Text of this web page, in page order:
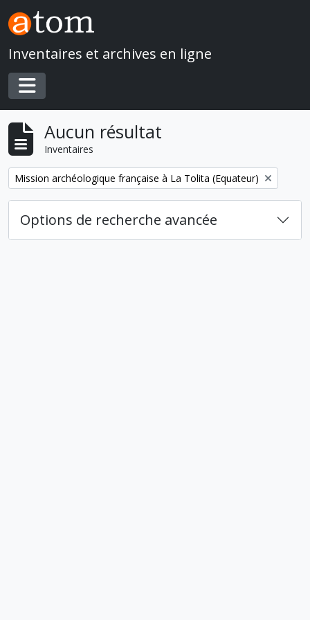
Skip to main content
Inventaires et archives en ligne
Toggle navigation
Aucun résultat
Inventaires
Remove filter:
Mission archéologique française à La Tolita (Equateur)
Options de recherche avancée